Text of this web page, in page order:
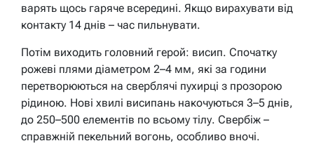
варять щось гаряче всередині. Якщо вирахувати від
контакту 14 днів – час пильнувати.
Потім виходить головний герой: висип. Спочатку
рожеві плями діаметром 2–4 мм, які за години
перетворюються на сверблячі пухирці з прозорою
рідиною. Нові хвилі висипань накочуються 3–5 днів,
до 250–500 елементів по всьому тілу. Свербіж –
справжній пекельний вогонь, особливо вночі.